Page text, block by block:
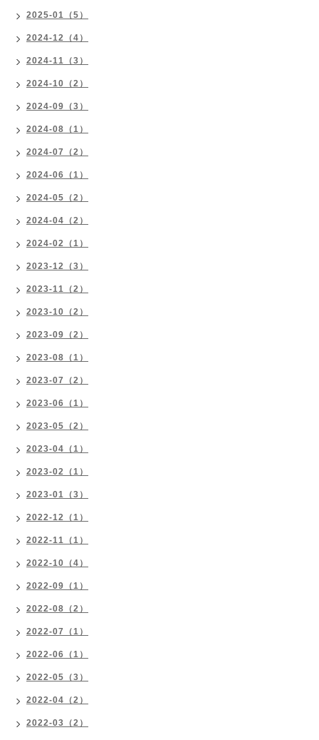
2025-01（5）
2024-12（4）
2024-11（3）
2024-10（2）
2024-09（3）
2024-08（1）
2024-07（2）
2024-06（1）
2024-05（2）
2024-04（2）
2024-02（1）
2023-12（3）
2023-11（2）
2023-10（2）
2023-09（2）
2023-08（1）
2023-07（2）
2023-06（1）
2023-05（2）
2023-04（1）
2023-02（1）
2023-01（3）
2022-12（1）
2022-11（1）
2022-10（4）
2022-09（1）
2022-08（2）
2022-07（1）
2022-06（1）
2022-05（3）
2022-04（2）
2022-03（2）